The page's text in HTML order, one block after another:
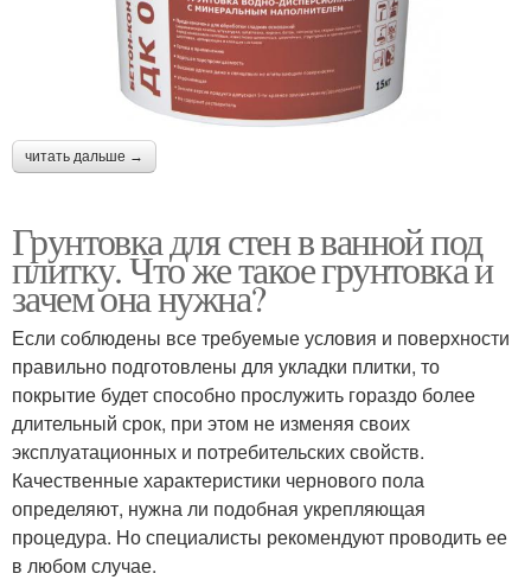
читать дальше →
Грунтовка для стен в ванной под
плитку. Что же такое грунтовка и
зачем она нужна?
Если соблюдены все требуемые условия и поверхности
правильно подготовлены для укладки плитки, то
покрытие будет способно прослужить гораздо более
длительный срок, при этом не изменяя своих
эксплуатационных и потребительских свойств.
Качественные характеристики чернового пола
определяют, нужна ли подобная укрепляющая
процедура. Но специалисты рекомендуют проводить ее
в любом случае.